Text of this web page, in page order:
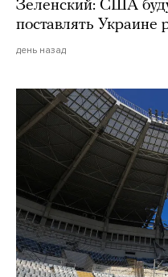
Зеленский: США
поставлять Украине
день назад